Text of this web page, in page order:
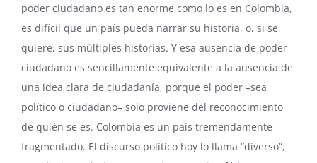
poder ciudadano es tan enorme como lo es en Colombia,
es difícil que un país pueda narrar su historia, o, si se
quiere, sus múltiples historias. Y esa ausencia de poder
ciudadano es sencillamente equivalente a la ausencia de
una idea clara de ciudadanía, porque el poder –sea
político o ciudadano– solo proviene del reconocimiento
de quién se es. Colombia es un país tremendamente
fragmentado. El discurso político hoy lo llama “diverso”,